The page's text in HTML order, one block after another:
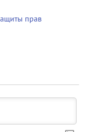
прав